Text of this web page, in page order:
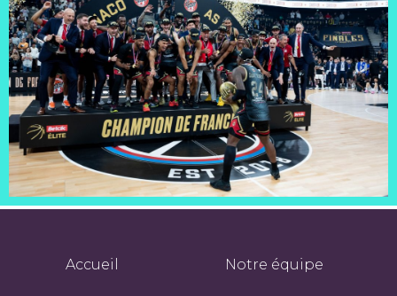
Accueil Notre équipe